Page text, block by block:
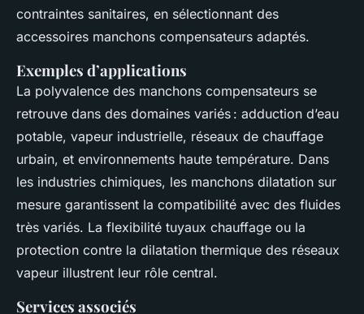
contraintes sanitaires, en sélectionnant des
accessoires manchons compensateurs adaptés.
Exemples d’applications
La polyvalence des manchons compensateurs se
retrouve dans des domaines variés : adduction d’eau
potable, vapeur industrielle, réseaux de chauffage
urbain, et environnements haute température. Dans
les industries chimiques, les manchons dilatation sur
mesure garantissent la compatibilité avec des fluides
très variés. La flexibilité tuyaux chauffage ou la
protection contre la dilatation thermique des réseaux
vapeur illustrent leur rôle central.
Services associés